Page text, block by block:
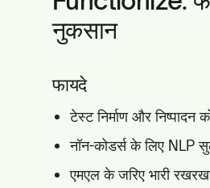
नुकसान
फायदे
टेस्ट निर्माण और निष्पादन
नॉन-कोडर्स के लिए NLP
एमएल के जरिए भारी